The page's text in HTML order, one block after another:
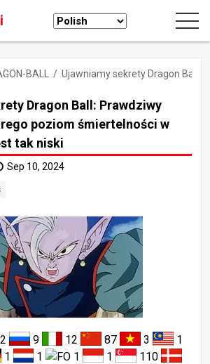
BALL / Ujawniamy sekrety Dragon Ball:
Dragon Ball: Prawdziwy
poziom śmiertelności w
tak niski
Sep 10, 2024
9 12 87 3
1
1 1 1 1
110